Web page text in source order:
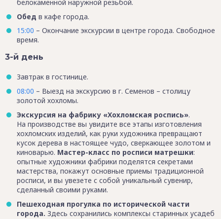
белокаменной наружной резьбой.
Обед в кафе города.
15:00 – Окончание экскурсии в центре города. Свободное
время.
3-й день
Завтрак в гостинице.
08:00 – Выезд на экскурсию в г. Семенов – столицу
золотой хохломы.
Экскурсия на фабрику «Хохломская роспись».
На производстве вы увидите все этапы изготовления
хохломских изделий, как руки художника превращают
кусок дерева в настоящее чудо, сверкающее золотом и
киноварью. Мастер-класс по росписи матрешки:
опытные художники фабрики поделятся секретами
мастерства, покажут основные приемы традиционной
росписи, и вы увезете с собой уникальный сувенир,
сделанный своими руками.
Пешеходная прогулка по исторической части
города. Здесь сохранились комплексы старинных усадеб